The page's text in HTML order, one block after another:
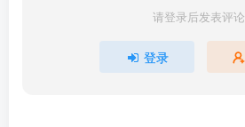
请登录后发表评论
登录